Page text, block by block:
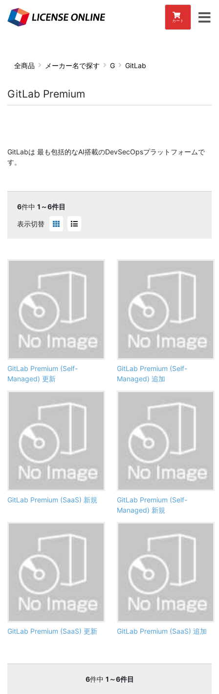
カート
全商品 メーカー名で探す G GitLab
GitLab Premium
GitLabは 最も包括的なAI搭載のDevSecOpsプラットフォームで
す。
6件中 1～6件目
表示切替
GitLab Premium (Self-
Managed) 更新
GitLab Premium (Self-
Managed) 追加
GitLab Premium (SaaS) 新規
GitLab Premium (Self-
Managed) 新規
GitLab Premium (SaaS) 更新 GitLab Premium (SaaS) 追加
6件中 1～6件目